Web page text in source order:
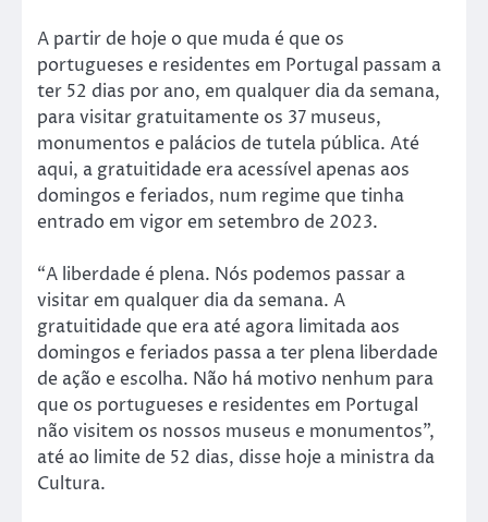
A partir de hoje o que muda é que os
portugueses e residentes em Portugal passam a
ter 52 dias por ano, em qualquer dia da semana,
para visitar gratuitamente os 37 museus,
monumentos e palácios de tutela pública. Até
aqui, a gratuitidade era acessível apenas aos
domingos e feriados, num regime que tinha
entrado em vigor em setembro de 2023.
“A liberdade é plena. Nós podemos passar a
visitar em qualquer dia da semana. A
gratuitidade que era até agora limitada aos
domingos e feriados passa a ter plena liberdade
de ação e escolha. Não há motivo nenhum para
que os portugueses e residentes em Portugal
não visitem os nossos museus e monumentos”,
até ao limite de 52 dias, disse hoje a ministra da
Cultura.